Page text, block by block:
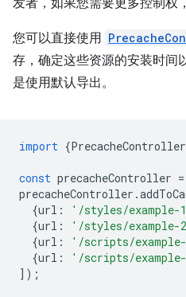
发者，如果您需要更多控制权
您可以直接使用
存，确定这些资源的安装时间
是使用默认导出。
import {PrecacheController
const precacheController =
precacheController .
{url : '/styles/example-
{url : '/styles/example-
{url : '/scripts/
{url : '/scripts/
]);